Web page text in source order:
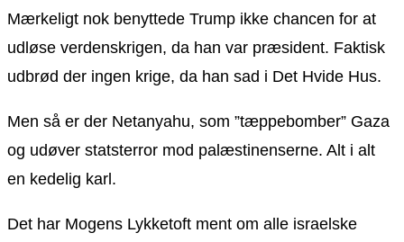
Mærkeligt nok benyttede Trump ikke chancen for at
udløse verdenskrigen, da han var præsident. Faktisk
udbrød der ingen krige, da han sad i Det Hvide Hus.
Men så er der Netanyahu, som ”tæppebomber” Gaza
og udøver statsterror mod palæstinenserne. Alt i alt
en kedelig karl.
Det har Mogens Lykketoft ment om alle israelske